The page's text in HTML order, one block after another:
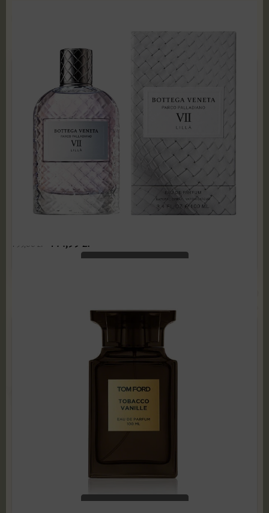
Bottega Veneta - Parco Palladiano VII Lilla 100 ml
799,00 zł 144,99 zł